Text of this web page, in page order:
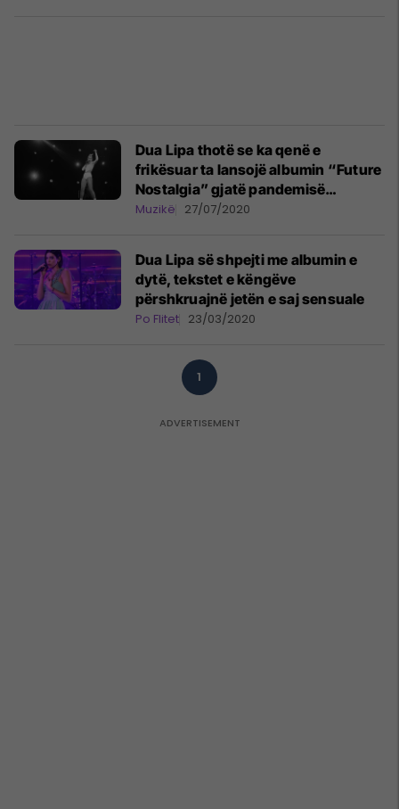
Dua Lipa thotë se ka qenë e
frikësuar ta lansojë albumin “Future
Nostalgia” gjatë pandemisë
coronavirus
Muzikë 27/07/2020
Dua Lipa së shpejti me albumin e
dytë, tekstet e këngëve
përshkruajnë jetën e saj sensuale
Po Flitet 23/03/2020
1